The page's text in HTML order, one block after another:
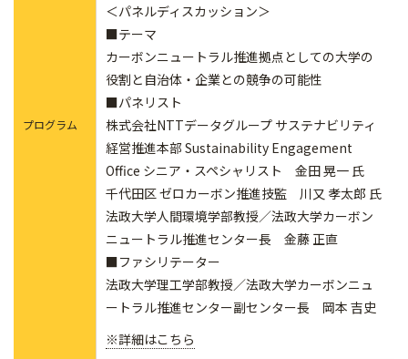
プログラム
＜パネルディスカッション＞
■テーマ
カーボンニュートラル推進拠点としての大学の
役割と自治体・企業との競争の可能性
■パネリスト
株式会社NTTデータグループ サステナビリティ
経営推進本部 Sustainability Engagement
Office シニア・スペシャリスト 金田 晃一 氏
千代田区 ゼロカーボン推進技監 川又 孝太郎 氏
法政大学人間環境学部教授／法政大学カーボン
ニュートラル推進センター長 金藤 正直
■ファシリテーター
法政大学理工学部教授／法政大学カーボンニュ
ートラル推進センター副センター長 岡本 吉史
※詳細はこちら